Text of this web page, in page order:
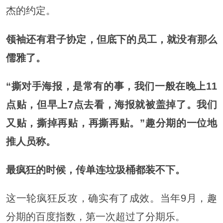
杰的约定。
领袖还有君子协定，但底下的员工，就没有那么
儒雅了。
“撕对手海报，是常有的事，我们一般在晚上11
点贴，但早上7点去看，海报就被盖掉了。我们
又贴，撕掉再贴，再撕再贴。”趣分期的一位地
推人员称。
最疯狂的时候，传单连垃圾桶都装不下。
这一轮疯狂反攻，确实有了成效。当年9月，趣
分期的百度指数，第一次超过了分期乐。